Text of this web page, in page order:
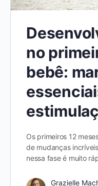
no
bebê:
Os primeiros 12
de mudanças
nessa fase é muito
Grazielle